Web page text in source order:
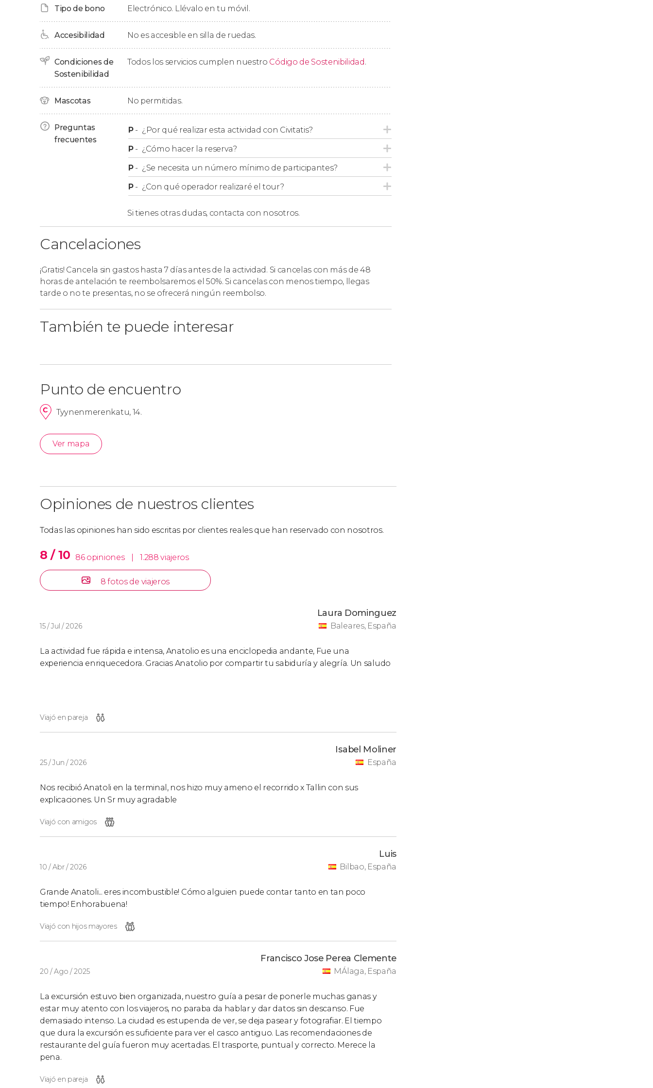
Concluiremos esta excursión de 12 horas regresando al punto de partida.
Tipo de bono Electrónico. Llévalo en tu móvil.
Accesibilidad No es accesible en silla de ruedas.
Condiciones de
Sostenibilidad
Todos los servicios cumplen nuestro Código de Sostenibilidad .
Mascotas No permitidas.
Preguntas
frecuentes
P- ¿Por qué realizar esta actividad con Civitatis?
P- ¿Cómo hacer la reserva?
P- ¿Se necesita un número mínimo de participantes?
P- ¿Con qué operador realizaré el tour?
Si tienes otras dudas, contacta con nosotros.
Cancelaciones
¡Gratis! Cancela sin gastos hasta 7 días antes de la actividad. Si cancelas con más de 48
horas de antelación te reembolsaremos el 50%. Si cancelas con menos tiempo, llegas
tarde o no te presentas, no se ofrecerá ningún reembolso.
También te puede interesar
Punto de encuentro
Tyynenmerenkatu, 14.
Ver mapa
Opiniones de nuestros clientes
Todas las opiniones han sido escritas por clientes reales que han reservado con nosotros.
8 / 10 86 opiniones 1.288 viajeros
8 fotos de viajeros
15 / Jul / 2026
Laura Dominguez
Baleares, España
La actividad fue rápida e intensa, Anatolio es una enciclopedia andante, Fue una
experiencia enriquecedora. Gracias Anatolio por compartir tu sabiduría y alegría. Un saludo
Viajó en pareja
25 / Jun / 2026
Isabel Moliner
España
Nos recibió Anatoli en la terminal, nos hizo muy ameno el recorrido x Tallin con sus
explicaciones. Un Sr muy agradable
Viajó con amigos
10 / Abr / 2026
Luis
Bilbao, España
Grande Anatoli... eres incombustible! Cómo alguien puede contar tanto en tan poco
tiempo! Enhorabuena!
Viajó con hijos mayores
20 / Ago / 2025
Francisco Jose Perea Clemente
MÁlaga, España
La excursión estuvo bien organizada, nuestro guía a pesar de ponerle muchas ganas y
estar muy atento con los viajeros, no paraba da hablar y dar datos sin descanso. Fue
demasiado intenso. La ciudad es estupenda de ver, se deja pasear y fotografiar. El tiempo
que dura la excursión es suficiente para ver el casco antiguo. Las recomendaciones de
restaurante del guía fueron muy acertadas. El trasporte, puntual y correcto. Merece la
pena.
Viajó en pareja